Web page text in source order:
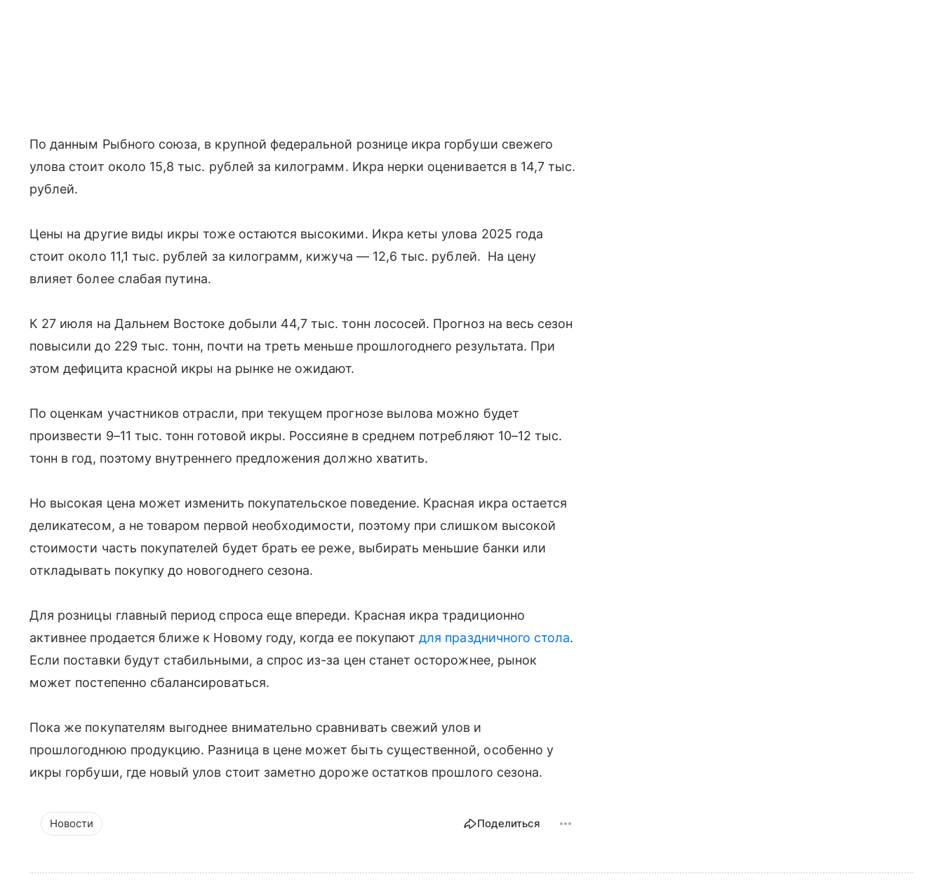
По данным Рыбного союза, в крупной федеральной рознице икра горбуши свежего
улова стоит около 15,8 тыс. рублей за килограмм. Икра нерки оценивается в 14,7 тыс.
рублей.
Цены на другие виды икры тоже остаются высокими. Икра кеты улова 2025 года
стоит около 11,1 тыс. рублей за килограмм, кижуча — 12,6 тыс. рублей. На цену
влияет более слабая путина.
К 27 июля на Дальнем Востоке добыли 44,7 тыс. тонн лососей. Прогноз на весь сезон
повысили до 229 тыс. тонн, почти на треть меньше прошлогоднего результата. При
этом дефицита красной икры на рынке не ожидают.
По оценкам участников отрасли, при текущем прогнозе вылова можно будет
произвести 9–11 тыс. тонн готовой икры. Россияне в среднем потребляют 10–12 тыс.
тонн в год, поэтому внутреннего предложения должно хватить.
Но высокая цена может изменить покупательское поведение. Красная икра остается
деликатесом, а не товаром первой необходимости, поэтому при слишком высокой
стоимости часть покупателей будет брать ее реже, выбирать меньшие банки или
откладывать покупку до новогоднего сезона.
Для розницы главный период спроса еще впереди. Красная икра традиционно
активнее продается ближе к Новому году, когда ее покупаютдля праздничного стола.
Если поставки будут стабильными, а спрос из-за цен станет осторожнее, рынок
может постепенно сбалансироваться.
Пока же покупателям выгоднее внимательно сравнивать свежий улов и
прошлогоднюю продукцию. Разница в цене может быть существенной, особенно у
икры горбуши, где новый улов стоит заметно дороже остатков прошлого сезона.
Новости Поделиться